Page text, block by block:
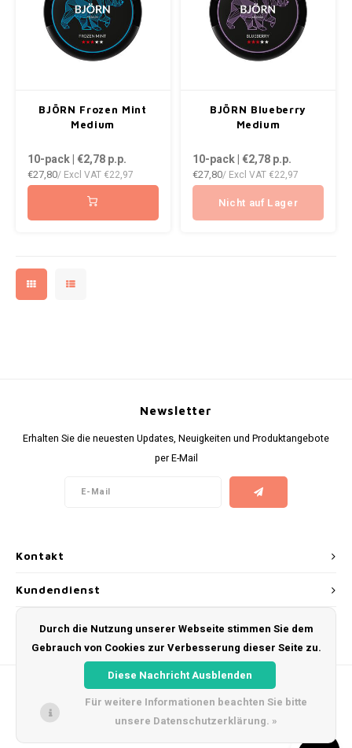
WHITE GOLD
BJÖRN Frozen Mint
Medium
10-pack | €2,78p.p.
€27,80/ Excl VAT €22,97
BJÖRN Blueberry
Medium
10-pack | €2,78p.p.
€27,80/ Excl VAT €22,97
Nicht auf Lager
Kontakt
Newsletter
Erhalten Sie die neuesten Updates, Neuigkeiten und Produktangebote
per E-Mail
Kundendienst
Mein Konto
Durch die Nutzung unserer Webseite stimmen Sie dem
Gebrauch von Cookies zur Verbesserung dieser Seite zu.
Diese Nachricht Ausblenden
Für weitere Informationen beachten Sie bitte
unsere Datenschutzerklärung. »